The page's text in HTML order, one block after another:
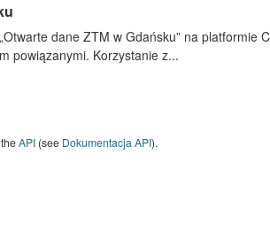
dane ZTM w Gdańsku” na platformie
powiązanymi. Korzystanie z...
API(see Dokumentacja API).